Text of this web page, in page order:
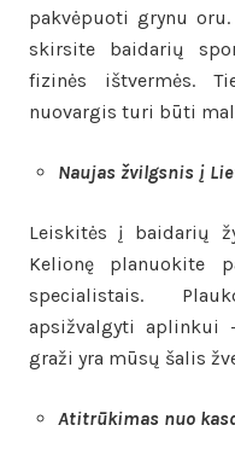
pakvėpuoti grynu
skirsite baidarių
fizinės ištvermės.
nuovargis turi būti
Naujas žvilgsnis į
Leiskitės į baidarių
Kelionę planuokite
specialistais.
apsižvalgyti aplinkui
graži yra mūsų šalis
Atitrūkimas nuo